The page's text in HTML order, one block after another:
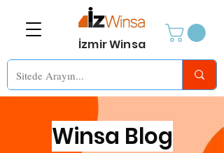
İzmir Winsa
Winsa Blog